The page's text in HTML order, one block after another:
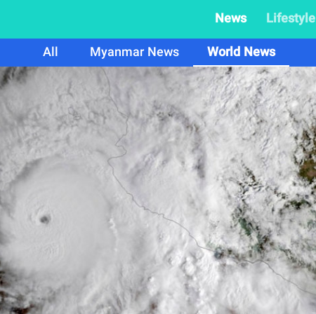
News Lifestyle
All
Myanmar News World News